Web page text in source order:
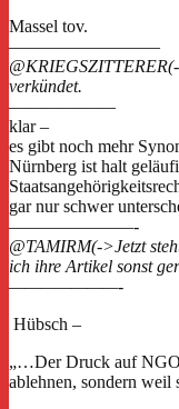
Massel tov.
————————–
verkündet.
——————
klar –
es gibt noch mehr
Nürnberg ist halt
gar nur schwer
———————-
@TAMIRM(->Jetzt
ich ihre Artikel sonst
———————-
Hübsch –
„…Der Druck auf
ablehnen, sondern weil